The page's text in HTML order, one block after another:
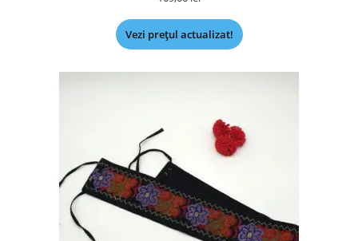
Vezi prețul actualizat!